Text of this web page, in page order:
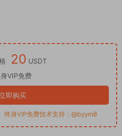
20 USDT
VIP免费
立即购买
终身VIP免费技术支持：@byym8